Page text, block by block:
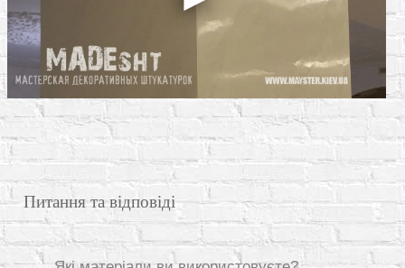
Питання та відповіді